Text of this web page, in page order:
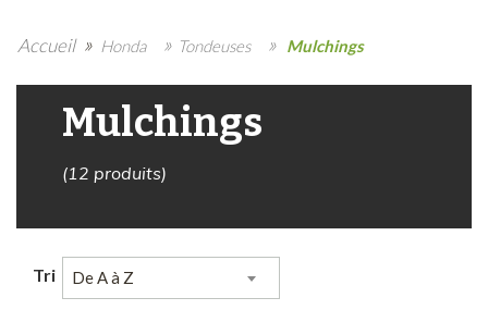
Accueil » Honda » Tondeuses » Mulchings
Mulchings
(12 produits)
Tri De A à Z